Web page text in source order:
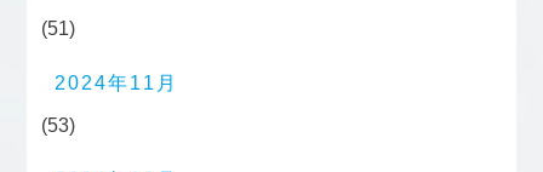
(51)
2024年11月
(53)